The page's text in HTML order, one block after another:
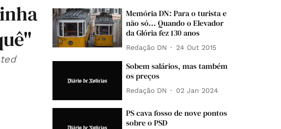
Memória DN: Para o turista e
não só... Quando o Elevador
da Glória fez 130 anos
Redação DN 24 Out 2015
Sobem salários, mas também
os preços
Redação DN 02 Jan 2024
PS cava fosso de nove pontos
sobre o PSD